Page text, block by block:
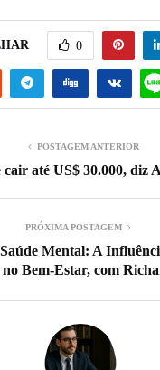
0
POSTAGEM ANTERIOR
cair até US$ 30.000, diz
PRÓXIMA POSTAGEM
Mental: A
Bem-Estar, com